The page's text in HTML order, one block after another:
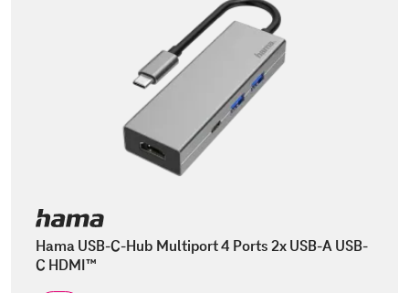
Hama USB-C-Hub Multiport 4 Ports 2x USB-A USB-
C HDMI™